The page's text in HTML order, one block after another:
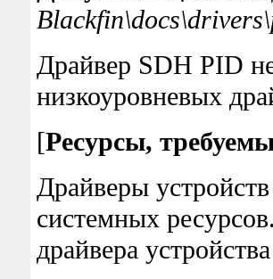
Драйвер SDH PID
низкоуровневых
[Ресурсы,
Драйверы
системных
драйвера